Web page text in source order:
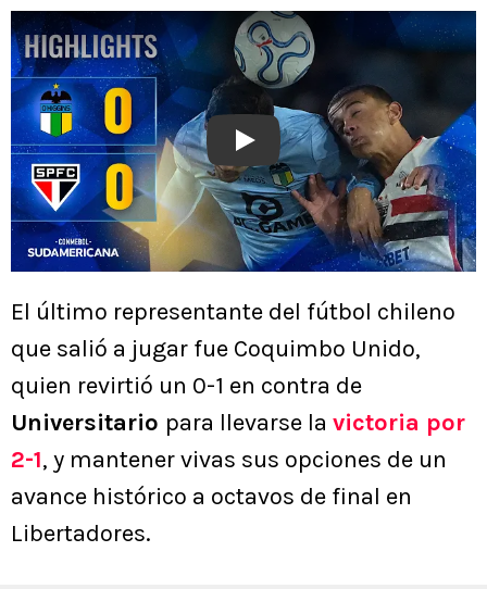
Play
El último representante del fútbol chileno
que salió a jugar fue Coquimbo Unido,
quien revirtió un 0-1 en contra de
Universitario para llevarse la victoria por
2-1, y mantener vivas sus opciones de un
avance histórico a octavos de final en
Libertadores.